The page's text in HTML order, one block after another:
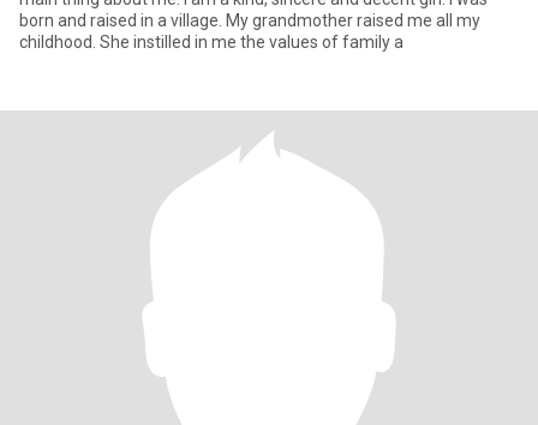
born and raised in a village. My grandmother raised me all my
childhood. She instilled in me the values of family a